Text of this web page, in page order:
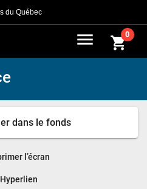
du Québec
menu shopping_cart0
dans le fonds
l’écran
Hyperlien